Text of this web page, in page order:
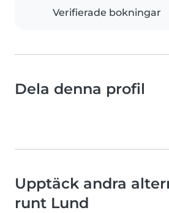
Verifierade bokningar
Dela denna profil
Upptäck andra
runt Lund